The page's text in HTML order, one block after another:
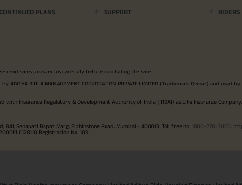
PLANS SUPPORT RIDERS
read sales prospectus carefully before concluding the sale.
BIRLA MANAGEMENT CORPORATION PRIVATE LIMITED (Trademark Owner) and used by
with Insurance Regulatory & Development Authority of India (IRDAI) as Life Insurance Company.
841, Senapati Bapat Marg, Elphinstone Road, Mumbai - 400013. Toll free no. 1800-270-7000
Registration No. 109.